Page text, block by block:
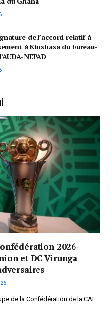
de l’accord relatif à
à Kinshasa du bureau-
NEPAD
2026-
et DC Virunga
de la Confédération de la CAF